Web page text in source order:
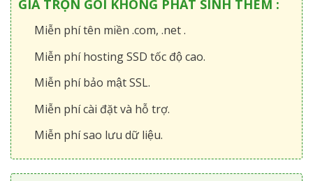
GIÁ TRỌN GÓI KHÔNG PHÁT SINH THÊM :
Miễn phí tên miền .com, .net .
Miễn phí hosting SSD tốc độ cao.
Miễn phí bảo mật SSL.
Miễn phí cài đặt và hỗ trợ.
Miễn phí sao lưu dữ liệu.